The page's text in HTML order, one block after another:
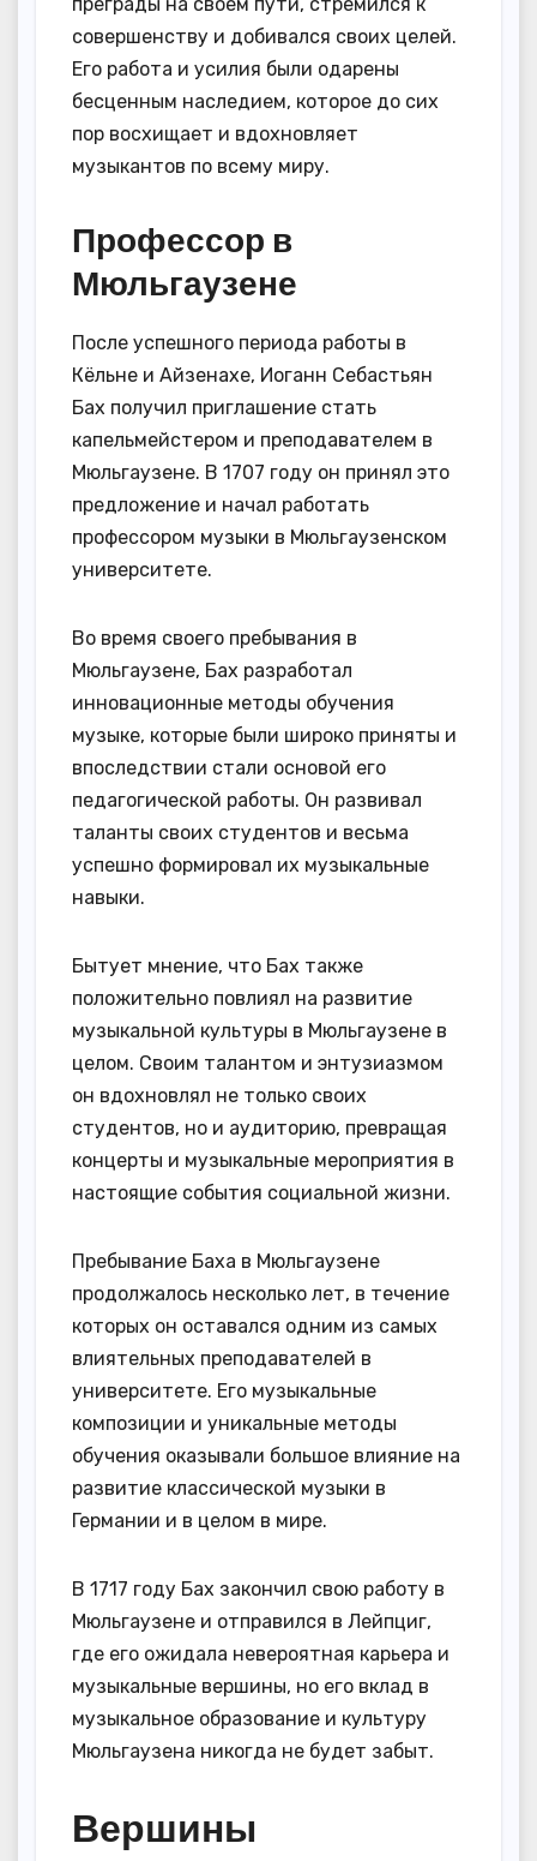
совершенству и добивался своих целей.
Его работа и усилия были одарены
бесценным наследием, которое до сих
пор восхищает и вдохновляет
музыкантов по всему миру.
Профессор в
Мюльгаузене
После успешного периода работы в
Кёльне и Айзенахе, Иоганн Себастьян
Бах получил приглашение стать
капельмейстером и преподавателем в
Мюльгаузене. В 1707 году он принял это
предложение и начал работать
профессором музыки в Мюльгаузенском
университете.
Во время своего пребывания в
Мюльгаузене, Бах разработал
инновационные методы обучения
музыке, которые были широко приняты и
впоследствии стали основой его
педагогической работы. Он развивал
таланты своих студентов и весьма
успешно формировал их музыкальные
навыки.
Бытует мнение, что Бах также
положительно повлиял на развитие
музыкальной культуры в Мюльгаузене в
целом. Своим талантом и энтузиазмом
он вдохновлял не только своих
студентов, но и аудиторию, превращая
концерты и музыкальные мероприятия в
настоящие события социальной жизни.
Пребывание Баха в Мюльгаузене
продолжалось несколько лет, в течение
которых он оставался одним из самых
влиятельных преподавателей в
университете. Его музыкальные
композиции и уникальные методы
обучения оказывали большое влияние на
развитие классической музыки в
Германии и в целом в мире.
В 1717 году Бах закончил свою работу в
Мюльгаузене и отправился в Лейпциг,
где его ожидала невероятная карьера и
музыкальные вершины, но его вклад в
музыкальное образование и культуру
Мюльгаузена никогда не будет забыт.
Вершины